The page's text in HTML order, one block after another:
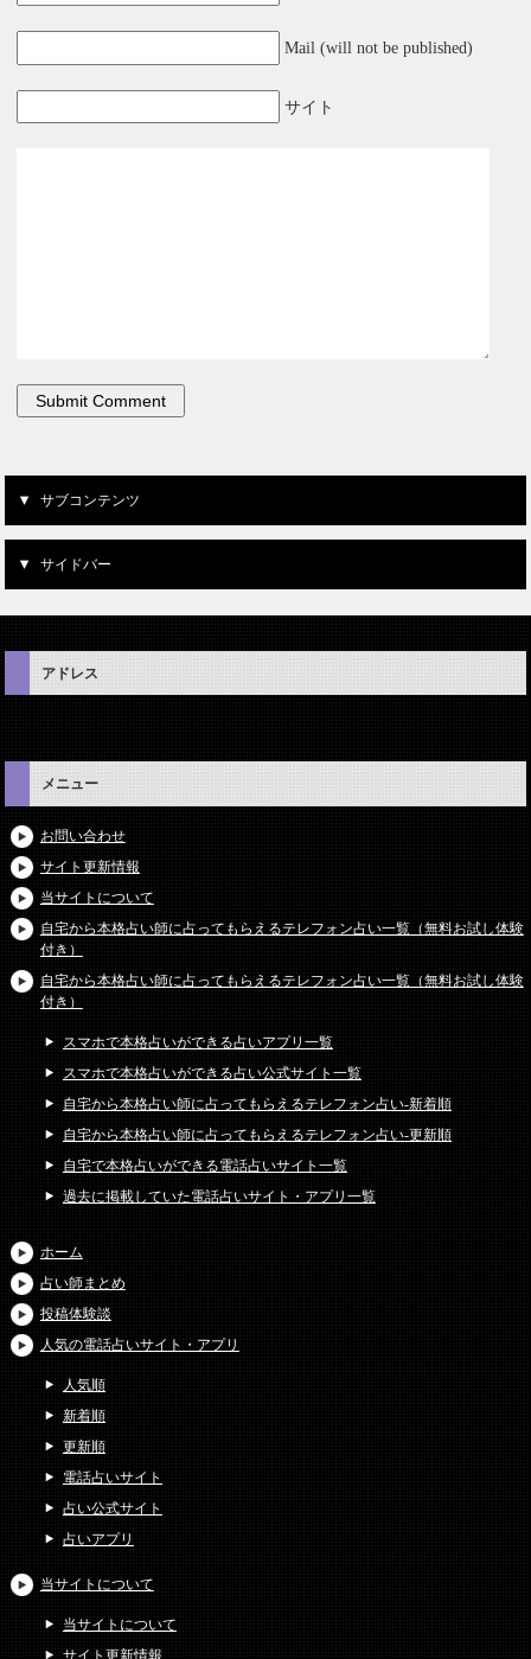
Mail (will not be published)
サイト
サブコンテンツ
サイドバー
アドレス
メニュー
お問い合わせ
サイト更新情報
当サイトについて
自宅から本格占い師に占ってもらえるテレフォン占い一覧（無料お試し体験
付き）
自宅から本格占い師に占ってもらえるテレフォン占い一覧（無料お試し体験
付き）
スマホで本格占いができる占いアプリ一覧
スマホで本格占いができる占い公式サイト一覧
自宅から本格占い師に占ってもらえるテレフォン占い-新着順
自宅から本格占い師に占ってもらえるテレフォン占い-更新順
自宅で本格占いができる電話占いサイト一覧
過去に掲載していた電話占いサイト・アプリ一覧
ホーム
占い師まとめ
投稿体験談
人気の電話占いサイト・アプリ
人気順
新着順
更新順
電話占いサイト
占い公式サイト
占いアプリ
当サイトについて
当サイトについて